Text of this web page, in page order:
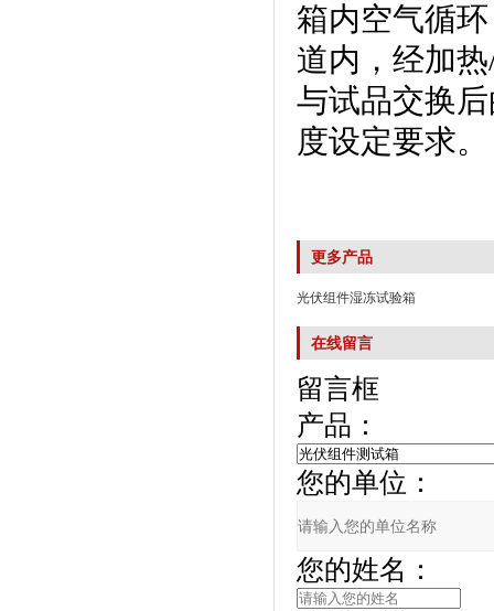
箱内空气循环
道内，经加
与试品交换后
度设定要求。
更多产品
光伏组件湿冻试验箱
在线留言
留言框
产品：
您的单位：
您的姓名：